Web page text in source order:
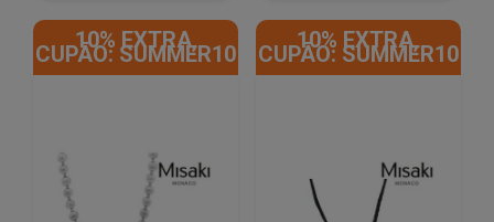
10% EXTRA,
CUPÃO: SUMMER10
10% EXTRA,
CUPÃO: SUMMER10